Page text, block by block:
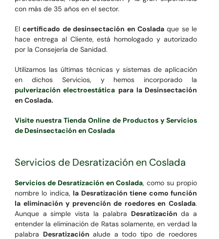
con más de 35 años en el sector.
Elcertificado de desinsectación en Cosladaque se le
hace entrega al Cliente, está homologado y autorizado
por la Consejería de Sanidad.
Utilizamos las últimas técnicas y sistemas de aplicación
en dichos Servicios, y hemos incorporado la
pulverización electroestática para la Desinsectación
en Coslada.
Visite nuestra Tienda Online de Productos y Servicios
de Desinsectación en Coslada
Servicios de Desratización en Coslada
Servicios de Desratización en Coslada, como su propio
nombre lo indica, la Desratización tiene como función
la eliminación y prevención de roedores en Coslada.
Aunque a simple vista la palabra Desratización da a
entender la eliminación de Ratas solamente, en verdad la
palabra Desratización alude a todo tipo de roedores